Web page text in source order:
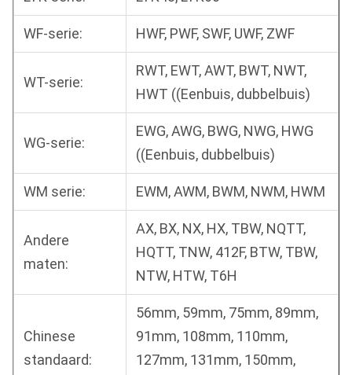
WF-serie: HWF, PWF, SWF, UWF, ZWF
WT-serie:
RWT, EWT, AWT, BWT, NWT,
HWT ((Eenbuis, dubbelbuis)
WG-serie:
EWG, AWG, BWG, NWG, HWG
((Eenbuis, dubbelbuis)
WM serie: EWM, AWM, BWM, NWM, HWM
Andere
maten:
AX, BX, NX, HX, TBW, NQTT,
HQTT, TNW, 412F, BTW, TBW,
NTW, HTW, T6H
Chinese
standaard:
56mm, 59mm, 75mm, 89mm,
91mm, 108mm, 110mm,
127mm, 131mm, 150mm,